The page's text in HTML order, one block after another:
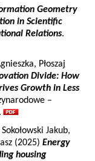
Geometry
in Scientific
Relations.
Płoszaj
Divide: How
Growth in Less
–
Jakub,
(2025) Energy
housing